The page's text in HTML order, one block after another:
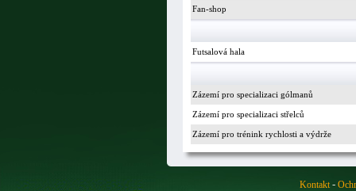
Fan-shop
Futsalová hala
Zázemí pro specializaci gólmanů
Zázemí pro specializaci střelců
Zázemí pro trénink rychlosti a výdrže
Kontakt-